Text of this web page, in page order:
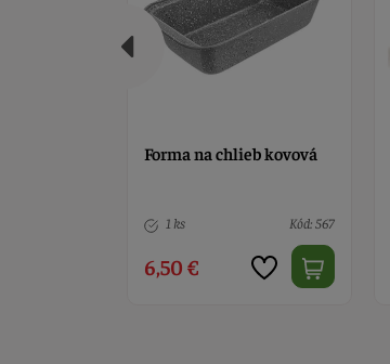
Forma na chlieb kovová
1 ks Kód: 567
6,50 €